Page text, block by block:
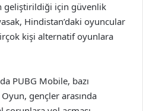
geliştirildiği için güvenlik
Hindistan’daki oyuncular
kişi alternatif oyunlara
PUBG Mobile, bazı
gençler arasında